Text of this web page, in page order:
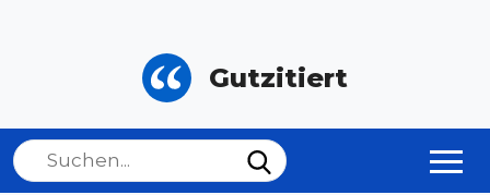
Gutzitiert